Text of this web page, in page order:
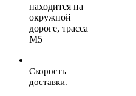
находится на
окружной
дороге, трасса
М5
Скорость
доставки.